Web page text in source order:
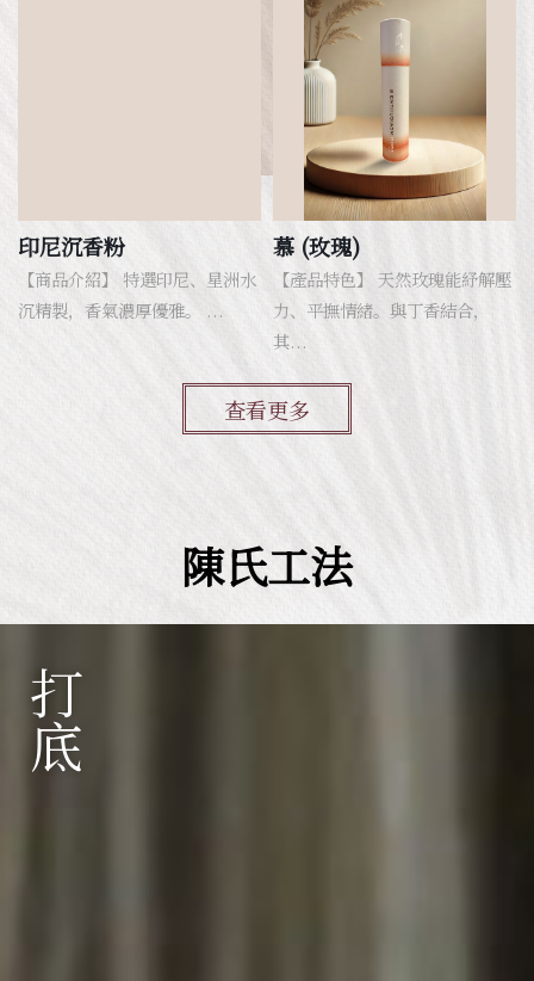
印尼沉香粉
【商品介紹】 特選印尼、星洲水
沉精製，香氣濃厚優雅。 ...
慕 (玫瑰)
【產品特色】 天然玫瑰能紓解壓
力、平撫情緒。與丁香結合，
其...
查看更多
陳氏工法
打底